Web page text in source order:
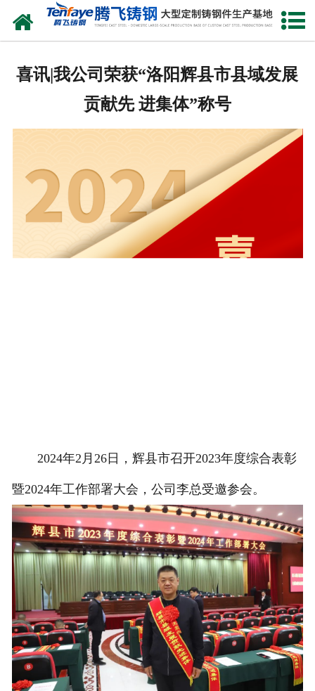
网站首页
客户案例
生产能力
联系我们
喜讯|我公司荣获“洛阳辉县市县域发展
贡献先 进集体”称号
2024年2月26日，辉县市召开2023年度综合表彰
暨2024年工作部署大会，公司李总受邀参会。